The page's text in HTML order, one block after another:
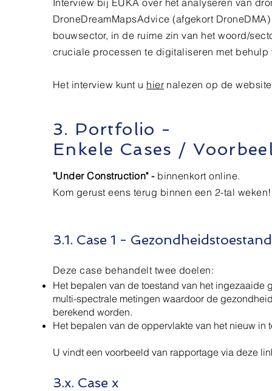
DroneDreamMapsAdvice (afgekort
bouwsector, in de ruime zin van het woord/
cruciale processen te digitaliseren met
Het interview kunt u hier nalezen op de
3. Portfolio -
Enkele Cases /
"Under Construction" - binnenkort online.
Kom gerust eens terug binnen een 2-tal weken!
3.1. Case 1 -
Deze case behandelt twee doelen:
Het bepalen van de toestand van het ingezaaide
multi-spectrale metingen waardoor de
berekend worden.
Het bepalen van de oppervlakte van het nieuw in
U vindt een voorbeeld van rapportage via deze
3.x. Case x